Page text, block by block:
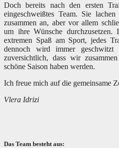
Doch bereits nach den ersten
eingeschweißtes Team. Sie
zusammen an, aber vor allem
um ihre Wünsche
extremen Spaß am Sport, jedes
dennoch wird immer
zuversichtlich, dass wir
schöne Saison haben werden.
Ich freue mich auf die gemeinsame
Vlera Idrizi
Das Team besteht aus: